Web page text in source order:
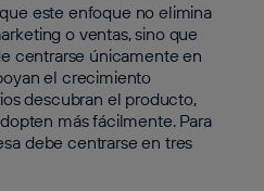
este enfoque no elimina
o ventas, sino que
centrarse únicamente en
el crecimiento
descubran el producto,
más fácilmente. Para
debe centrarse en tres